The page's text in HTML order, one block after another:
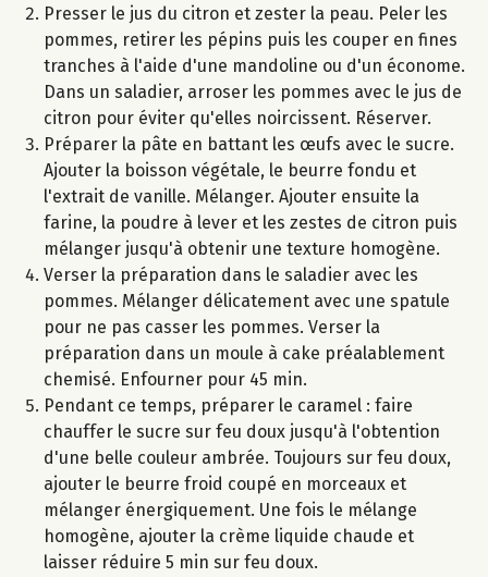
Presser le jus du citron et zester la peau. Peler les
pommes, retirer les pépins puis les couper en fines
tranches à l'aide d'une mandoline ou d'un économe.
Dans un saladier, arroser les pommes avec le jus de
citron pour éviter qu'elles noircissent. Réserver.
Préparer la pâte en battant les œufs avec le sucre.
Ajouter la boisson végétale, le beurre fondu et
l'extrait de vanille. Mélanger. Ajouter ensuite la
farine, la poudre à lever et les zestes de citron puis
mélanger jusqu'à obtenir une texture homogène.
Verser la préparation dans le saladier avec les
pommes. Mélanger délicatement avec une spatule
pour ne pas casser les pommes. Verser la
préparation dans un moule à cake préalablement
chemisé. Enfourner pour 45 min.
Pendant ce temps, préparer le caramel : faire
chauffer le sucre sur feu doux jusqu'à l'obtention
d'une belle couleur ambrée. Toujours sur feu doux,
ajouter le beurre froid coupé en morceaux et
mélanger énergiquement. Une fois le mélange
homogène, ajouter la crème liquide chaude et
laisser réduire 5 min sur feu doux.